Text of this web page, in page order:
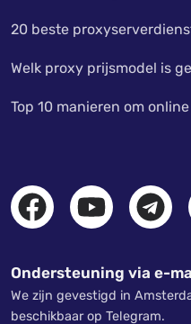
20 beste
Welk proxy prijsmodel is
Top 10 manieren om
Ondersteuning via e-
We zijn gevestigd in
beschikbaar op Telegram.